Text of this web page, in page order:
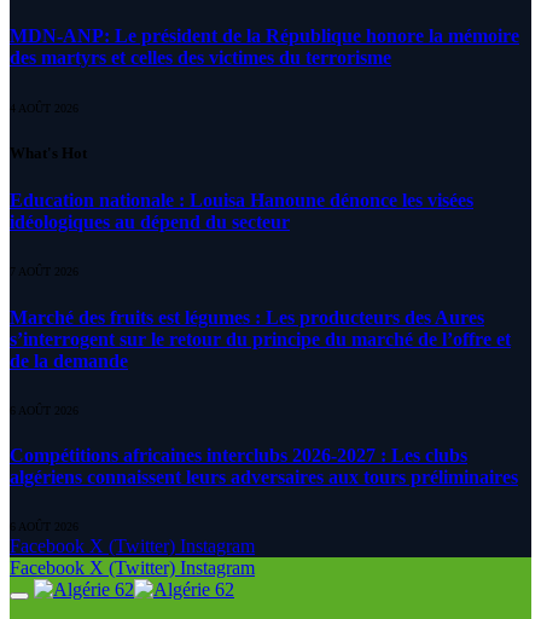
MDN-ANP: Le président de la République honore la mémoire
des martyrs et celles des victimes du terrorisme
4 AOÛT 2026
What's Hot
Education nationale : Louisa Hanoune dénonce les visées
idéologiques au dépend du secteur
7 AOÛT 2026
Marché des fruits est légumes : Les producteurs des Aures
s’interrogent sur le retour du principe du marché de l’offre et
de la demande
6 AOÛT 2026
Compétitions africaines interclubs 2026-2027 : Les clubs
algériens connaissent leurs adversaires aux tours préliminaires
6 AOÛT 2026
Facebook X (Twitter) Instagram
Facebook X (Twitter) Instagram